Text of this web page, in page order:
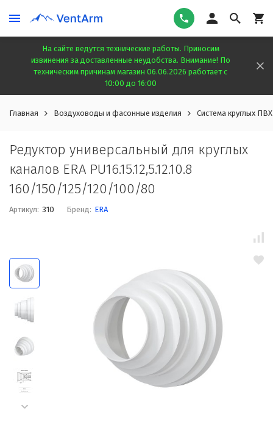
На сайте ведутся технические работы. Приносим
извинения за доставленные неудобства. Внимание! По
техническим причинам магазин 06.06.2026 работает с
10:00 до 16:00
Главная Воздуховоды и фасонные изделия Система круглых
Редуктор универсальный для круглых
каналов ERA PU16.15.12,5.12.10.8
160/150/125/120/100/80
Артикул: 310 Бренд: ERA